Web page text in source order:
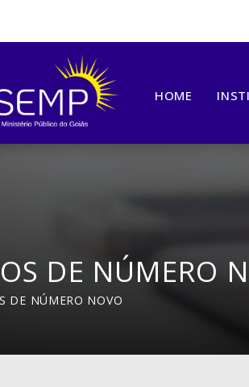
HOME
DE NÚMERO
DE NÚMERO NOVO